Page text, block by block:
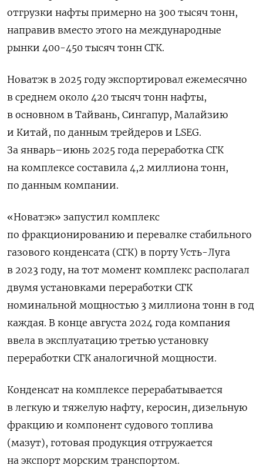
отгрузки нафты примерно на 300 тысяч тонн,
направив вместо этого на международные
рынки 400-450 тысяч тонн СГК.
Новатэк в 2025 году экспортировал ежемесячно
в среднем около 420 тысяч тонн нафты,
в основном в Тайвань, Сингапур, Малайзию
и Китай, по данным трейдеров и LSEG.
За январь–июнь 2025 года переработка СГК
на комплексе составила 4,2 миллиона тонн,
по данным компании.
«Новатэк» запустил комплекс
по фракционированию и перевалке стабильного
газового конденсата (СГК) в порту Усть-Луга
в 2023 году, на тот момент комплекс располагал
двумя установками переработки СГК
номинальной мощностью 3 миллиона тонн в год
каждая. В конце августа 2024 года компания
ввела в эксплуатацию третью установку
переработки СГК аналогичной мощности.
Конденсат на комплексе перерабатывается
в легкую и тяжелую нафту, керосин, дизельную
фракцию и компонент судового топлива
(мазут), готовая продукция отгружается
на экспорт морским транспортом.